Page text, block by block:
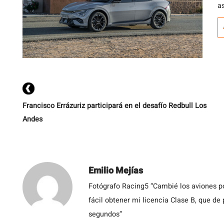
Francisco Errázuriz participará en el desafío Redbull Los
Andes
Emilio Mejías
Fotógrafo Racing5 “Cambié los aviones
fácil obtener mi licencia Clase B, que
segundos”